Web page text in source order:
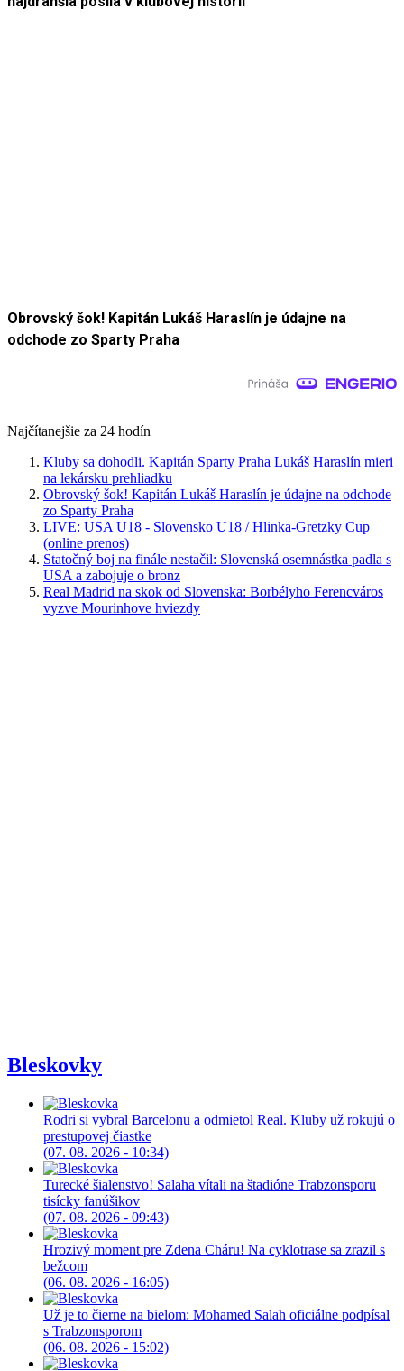
Obrovský šok! Kapitán Lukáš Haraslín je údajne na
odchode zo Sparty Praha
Najčítanejšie za 24 hodín
Kluby sa dohodli. Kapitán Sparty Praha Lukáš Haraslín mieri
na lekársku prehliadku
Obrovský šok! Kapitán Lukáš Haraslín je údajne na odchode
zo Sparty Praha
LIVE: USA U18 - Slovensko U18 / Hlinka-Gretzky Cup
(online prenos)
Statočný boj na finále nestačil: Slovenská osemnástka padla s
USA a zabojuje o bronz
Real Madrid na skok od Slovenska: Borbélyho Ferencváros
vyzve Mourinhove hviezdy
Bleskovky
Rodri si vybral Barcelonu a odmietol Real. Kluby už rokujú o
prestupovej čiastke
(07. 08. 2026 - 10:34)
Turecké šialenstvo! Salaha vítali na štadióne Trabzonsporu
tisícky fanúšikov
(07. 08. 2026 - 09:43)
Hrozivý moment pre Zdena Cháru! Na cyklotrase sa zrazil s
bežcom
(06. 08. 2026 - 16:05)
Už je to čierne na bielom: Mohamed Salah oficiálne podpísal
s Trabzonsporom
(06. 08. 2026 - 15:02)